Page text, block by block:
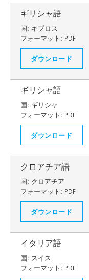
ギリシャ語
国: キプロス
フォーマット: PDF
ダウンロード
ギリシャ語
国: ギリシャ
フォーマット: PDF
ダウンロード
クロアチア語
国: クロアチア
フォーマット: PDF
ダウンロード
イタリア語
国: スイス
フォーマット: PDF